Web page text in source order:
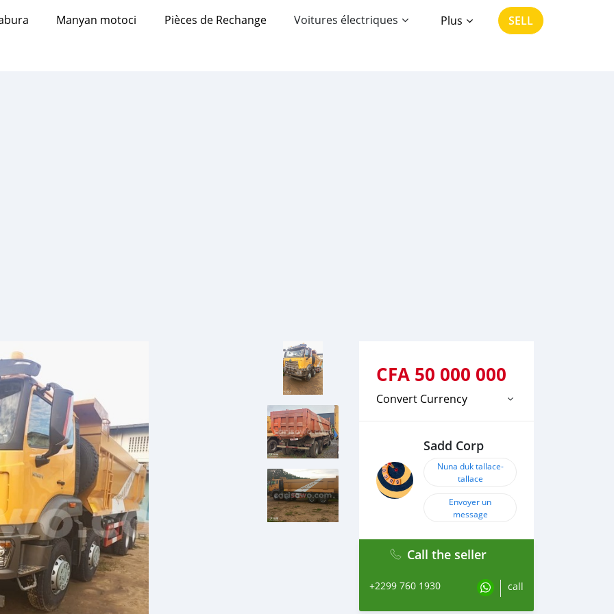
Manyan motoci Pièces de Rechange Voitures électriques Plus SELL
CFA 50 000 000
Convert Currency
Sadd Corp
Nuna duk tallace-
tallace
Envoyer un
message
Call the seller
+2299 760 1930 call